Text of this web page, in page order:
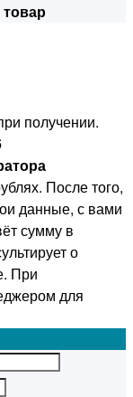
товар
получении.
После того,
данные, с вами
сумму в
о
При
для